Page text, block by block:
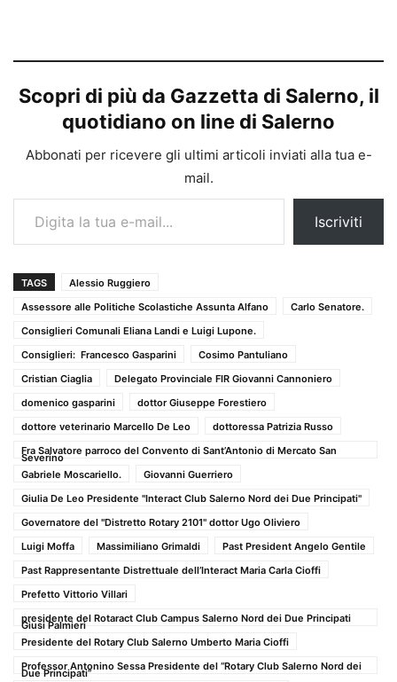
Scopri di più da Gazzetta di Salerno, il
quotidiano on line di Salerno
Abbonati per ricevere gli ultimi articoli inviati alla tua e-
mail.
Digita la tua e-mail...
Iscriviti
TAGS
Alessio Ruggiero
Assessore alle Politiche Scolastiche Assunta Alfano
Carlo Senatore.
Consiglieri Comunali Eliana Landi e Luigi Lupone.
Consiglieri: Francesco Gasparini
Cosimo Pantuliano
Cristian Ciaglia
Delegato Provinciale FIR Giovanni Cannoniero
domenico gasparini
dottor Giuseppe Forestiero
dottore veterinario Marcello De Leo
dottoressa Patrizia Russo
Fra Salvatore parroco del Convento di Sant’Antonio di Mercato San
Severino
Gabriele Moscariello.
Giovanni Guerriero
Giulia De Leo Presidente "Interact Club Salerno Nord dei Due Principati"
Governatore del "Distretto Rotary 2101" dottor Ugo Oliviero
Luigi Moffa
Massimiliano Grimaldi
Past President Angelo Gentile
Past Rappresentante Distrettuale dell’Interact Maria Carla Cioffi
Prefetto Vittorio Villari
presidente del Rotaract Club Campus Salerno Nord dei Due Principati
Giusi Palmieri
Presidente del Rotary Club Salerno Umberto Maria Cioffi
Professor Antonino Sessa Presidente del “Rotary Club Salerno Nord dei
Due Principati”